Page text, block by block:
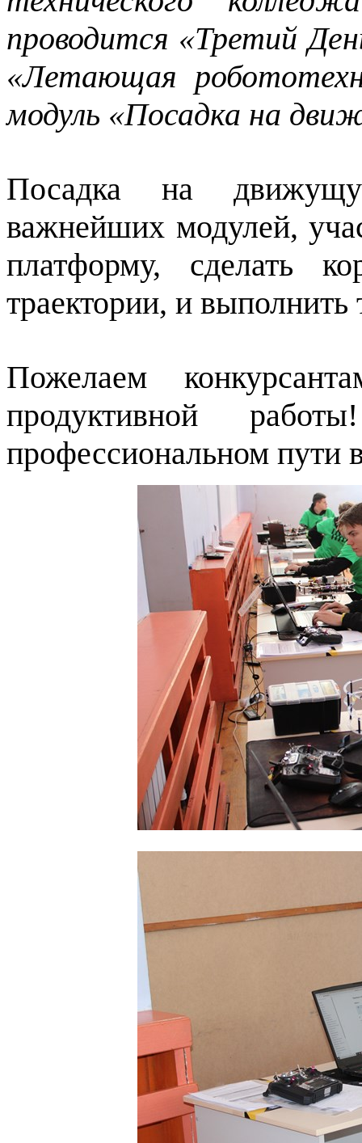
проводится «Третий
«Летающая
модуль «Посадка на
Посадка на
важнейших модулей,
платформу, сделать
траектории, и выполнить
Пожелаем
продуктивной
профессиональном пути